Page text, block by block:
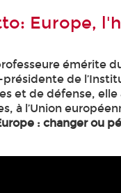
Europe,
émérite
de
et de défense,
à l’Union
: changer ou